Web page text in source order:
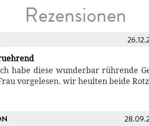
Rezensionen
habe diese wunderbar rührende
vorgelesen. wir heulten beide